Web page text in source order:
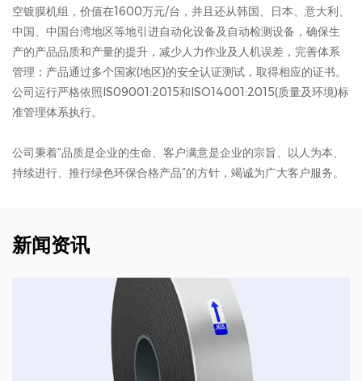
空镀膜机组，价值在1600万元/台，并且还从韩国、日本、意大利、
中国、中国台湾地区等地引进自动化设备及自动检测设备，确保生
产的产品品质和产量的提升，减少人力作业及人机误差，完善体系
管理：产品通过多个国家(地区)的安全认证测试，取得相应的证书。
公司运行严格依照IS09001:2015和ISO14001:2015(质量及环境)标
准管理体系执行。
公司秉着“品质是企业的生命、客户满意是企业的宗旨、以人为本、
持续进行、推行绿色环保合格产品”的方针，竭诚为广大客户服务。
新闻资讯